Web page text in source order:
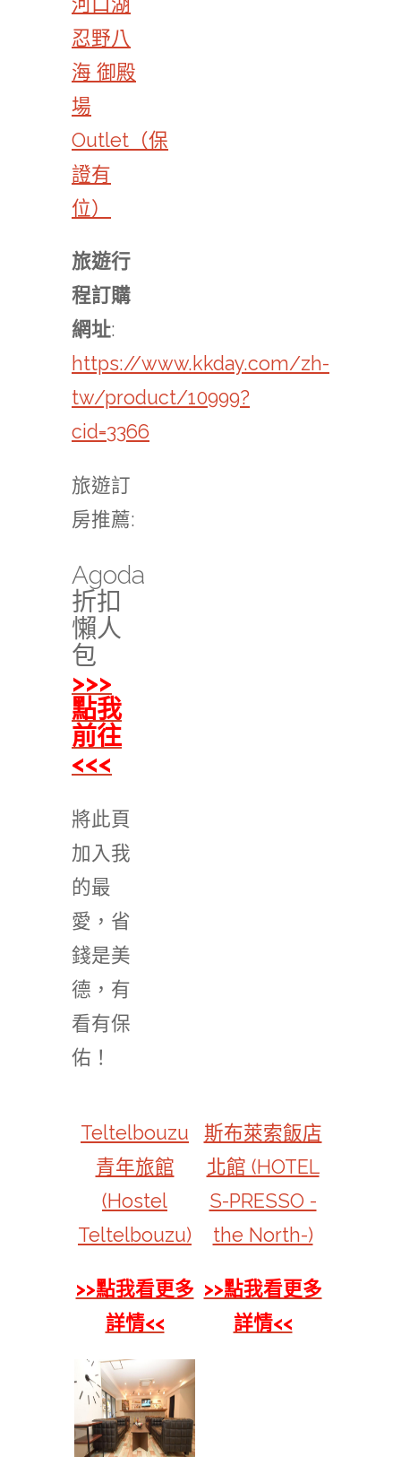
忍野八
海 御殿
場
Outlet（保
證有
位）
旅遊行
程訂購
網址:
https://www.kkday.com/zh-
tw/product/10999?
cid=3366
旅遊訂
房推薦:
Agoda
折扣
懶人
包
>>>
點我
前往
<<<
將此頁
加入我
的最
愛，省
錢是美
德，有
看有保
佑！
Teltelbouzu
青年旅館
(Hostel
Teltelbouzu)
>>點我看更多
詳情<<
斯布萊索飯店
北館 (HOTEL
S-PRESSO -
the North-)
>>點我看更多
詳情<<